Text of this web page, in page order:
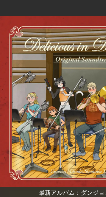
最新アルバム：ダンジ